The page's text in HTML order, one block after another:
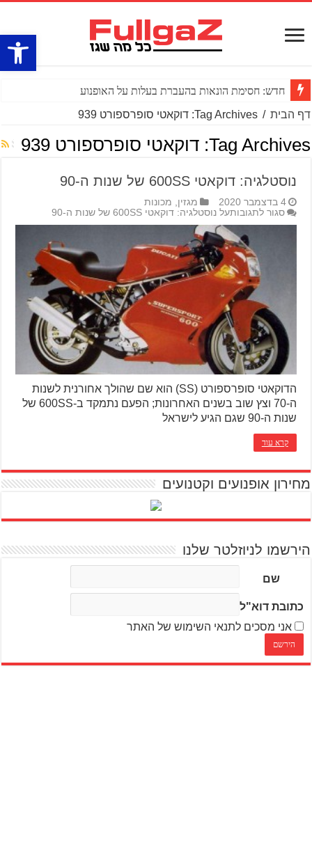
פתח
חדש: חסימת הונאות בהעברת בעלות על האופנוע
דף הבית / Tag Archives: דוקאטי סופרספורט 939
Tag Archives: דוקאטי סופרספורט 939
נוסטלגיה: דוקאטי 600SS של שנות ה-90
4 בדצמבר 2020 מגזין
מכונות
סגור לתגובותעל נוסטלגיה: דוקאטי 600SS של שנות ה-90
הדוקאטי סופרספורט (SS) הוא שם שהולך אחורנית לשנות
ה-70 וצץ שוב בשנים האחרונות; הפעם נתמקד ב-600SS של
שנות ה-90 שגם הגיע לישראל
קרא עוד
מחירון אופנועים וקטנועים
הירשמו לניוזלטר שלנו
שם
כתובת דוא"ל
אני מסכים לתנאי השימוש של האתר